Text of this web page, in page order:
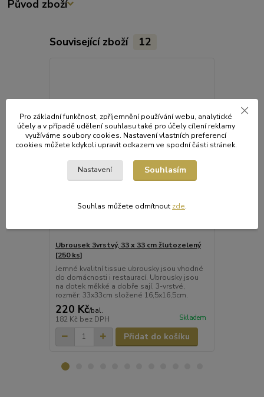
Původ zboží
Související zboží 12
Ubrousek 3vrstvý, 33 x 33 cm žlutozelený
[250 ks]
Jemné kvalitní tissue ubrousky jsou vhodné
do domácnosti i restaurací. Ubrousky jsou
na dotek měkké a dobře sají, 3-vrstvé,
rozměr: 33x33cm složené 16,5x16,5cm.
220 Kč/bal.
182 Kč bez DPH Skladem
Přidat do košíku
Pro základní funkčnost, zpříjemnění používání webu, analytické
účely a v případě udělení souhlasu také pro účely cílení reklamy
využíváme soubory cookies. Nastavení vlastních preferencí
cookies můžete kdykoli upravit odkazem ve spodní části stránek.
Nastavení Souhlasím
Souhlas můžete odmítnout zde.